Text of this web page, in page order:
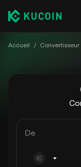
Accueil /
De